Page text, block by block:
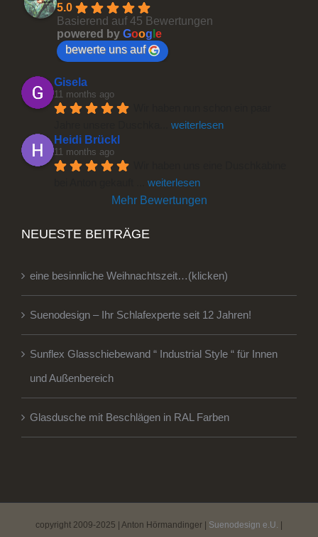
5.0
Basierend auf 45 Bewertungen
powered by Goog e
bewerte uns auf
Gisela
11 months ago
weiterlesen
Heidi Brückl
11 months ago
weiterlesen
Mehr Bewertungen
NEUESTE BEITRÄGE
eine besinnliche Weihnachtszeit…(klicken)
Suenodesign – Ihr Schlafexperte seit 12 Jahren!
Sunflex Glasschiebewand “ Industrial Style “ für Innen
und Außenbereich
Glasdusche mit Beschlägen in RAL Farben
copyright 2009-2025 | Anton Hörmandinger | Suenodesign e.U. |